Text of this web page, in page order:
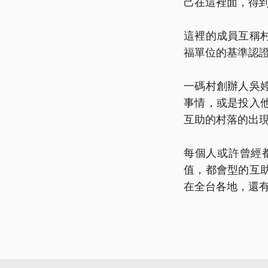
這裡的成員互稱
福單位的基準認
一碼村創辦人吳
事情，或是投入
互助的村落的出
每個人或許曾經
值，都會型的互
在全台各地，還